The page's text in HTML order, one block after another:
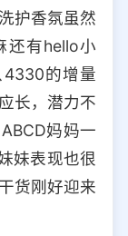
护香氛虽然
还有hello小
4330的增量
长，潜力不
妈妈一
妹表现也很
货刚好迎来